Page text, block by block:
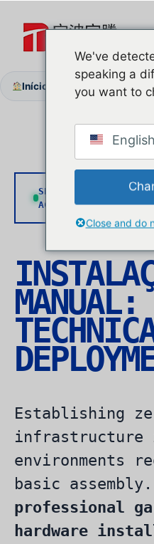
para
Início
SENSOR:
ACTIVE
PROTOCOL:
ANSI/
MANUAL:
Establishing
infrastructure
environments
basic
professional
hardware
We've
speaking a
you want to
English
Close and do